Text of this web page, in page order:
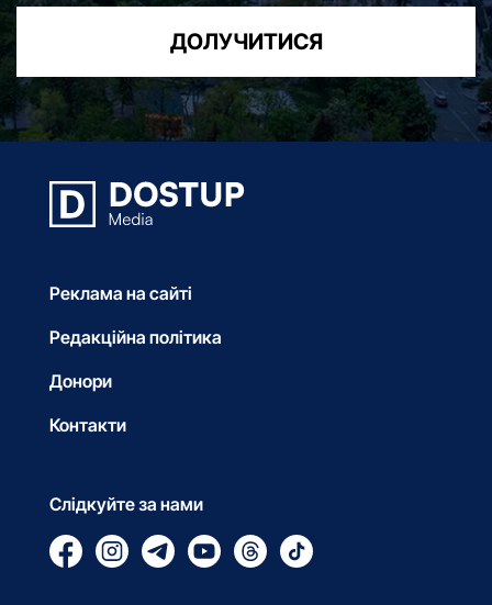
ДОЛУЧИТИСЯ
Реклама на сайті
Редакційна політика
Донори
Контакти
Слідкуйте за нами